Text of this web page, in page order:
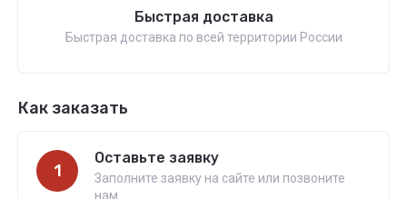
Быстрая доставка
Быстрая доставка по всей территории России
Как заказать
1
Оставьте заявку
Заполните заявку на сайте или позвоните
нам